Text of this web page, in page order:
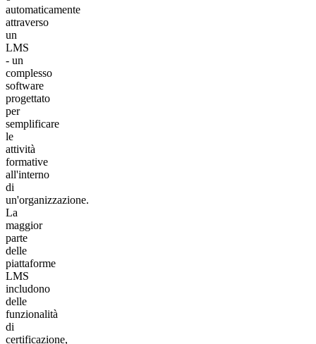
automaticamente
attraverso
un
LMS
- un
complesso
software
progettato
per
semplificare
le
attività
formative
all'interno
di
un'organizzazione.
La
maggior
parte
delle
piattaforme
LMS
includono
delle
funzionalità
di
certificazione,